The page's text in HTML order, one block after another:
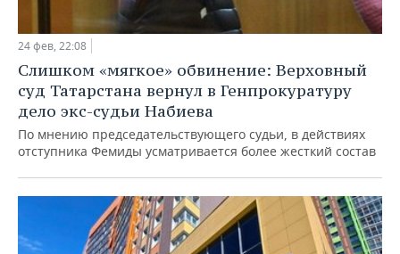
24 фев, 22:08
Слишком «мягкое» обвинение: Верховный
суд Татарстана вернул в Генпрокуратуру
дело экс-судьи Набиева
По мнению председательствующего судьи, в действиях
отступника Фемиды усматривается более жесткий состав